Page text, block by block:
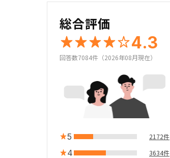
総合評価
4.3
回答数7084件（2026年08月現在）
5 2172件
4 3634件